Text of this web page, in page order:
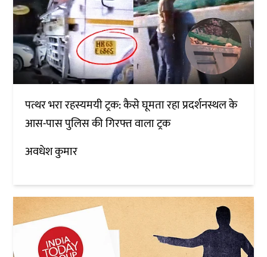
पत्थर भरा रहस्यमयी ट्रक: कैसे घूमता रहा प्रदर्शनस्थल के
आस-पास पुलिस की गिरफ्त वाला ट्रक
अवधेश कुमार